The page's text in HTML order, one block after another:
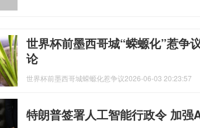
世界杯前墨西哥城“蝾螈化”惹争
论
世界杯前墨西哥城蝾螈化惹争议2026-06-03 20:23:57
特朗普签署人工智能行政令 加强